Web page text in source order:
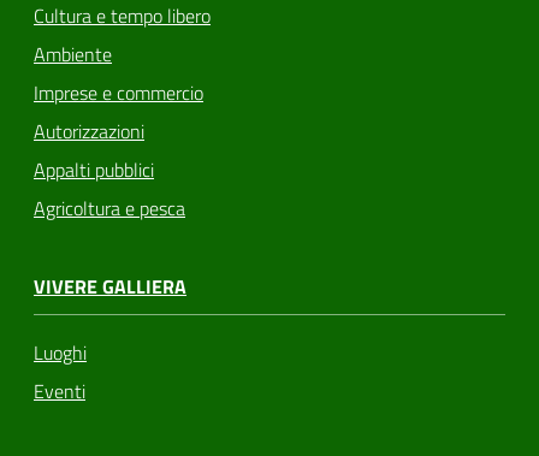
Cultura e tempo libero
Ambiente
Imprese e commercio
Autorizzazioni
Appalti pubblici
Agricoltura e pesca
VIVERE GALLIERA
Luoghi
Eventi